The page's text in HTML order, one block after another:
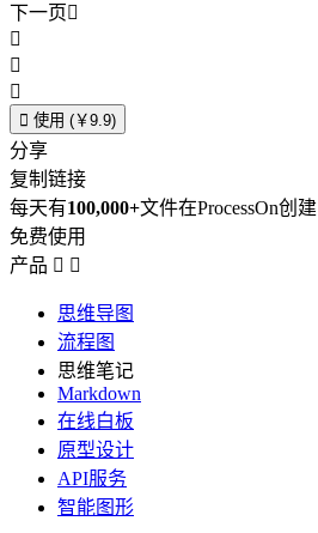
下一页



 使用 (￥9.9)
分享
复制链接
每天有100,000+文件在ProcessOn创建
免费使用
产品  
思维导图
流程图
思维笔记
Markdown
在线白板
原型设计
API服务
智能图形